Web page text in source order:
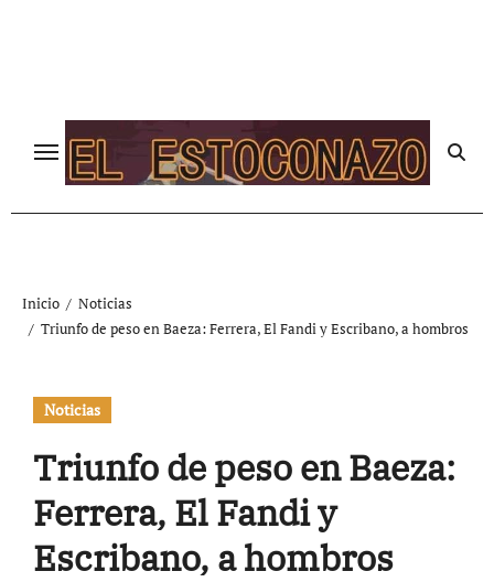
Inicio
Noticias
Triunfo de peso en Baeza: Ferrera, El Fandi y Escribano, a hombros
Noticias
Triunfo de peso en Baeza:
Ferrera, El Fandi y
Escribano, a hombros